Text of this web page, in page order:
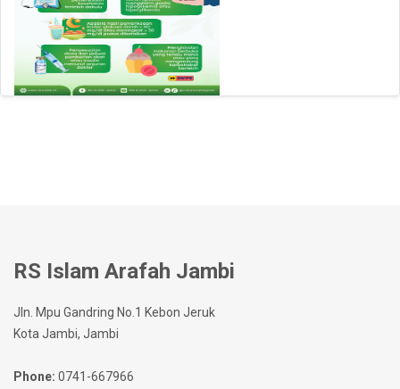
RS Islam Arafah Jambi
Jln. Mpu Gandring No.1 Kebon Jeruk
Kota Jambi, Jambi
Phone: 0741-667966